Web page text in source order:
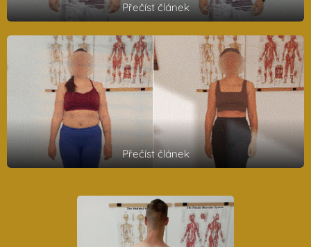
Přečíst článek
Přečíst článek